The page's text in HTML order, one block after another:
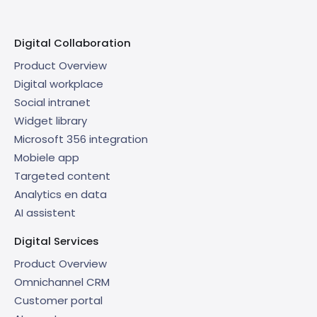
Digital Collaboration
Product Overview
Digital workplace
Social intranet
Widget library
Microsoft 356 integration
Mobiele app
Targeted content
Analytics en data
AI assistent
Digital Services
Product Overview
Omnichannel CRM
Customer portal